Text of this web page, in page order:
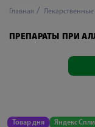
Главная
ПРЕПАРАТЫ ПРИ
Товар дня Яндекс